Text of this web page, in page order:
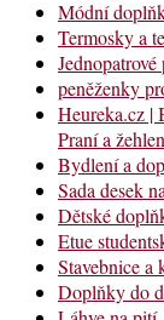
Módní
Termosky a
Jednopatrové
peněženky
Heureka.cz |
Praní a
Bydlení a
Sada desek
Dětské
Etue
Stavebnice a
Doplňky do